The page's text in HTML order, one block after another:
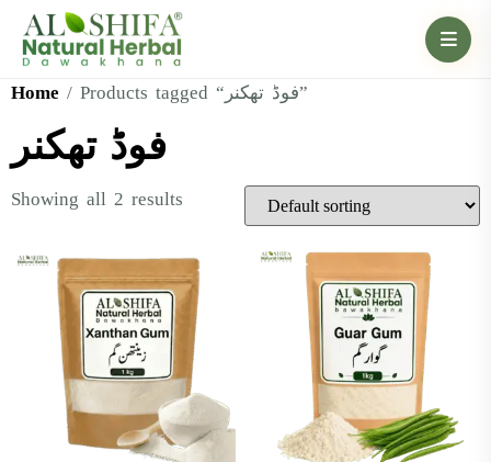
Home / Products tagged “فوڈ تھکنر”
فوڈ تھکنر
Showing all 2 results